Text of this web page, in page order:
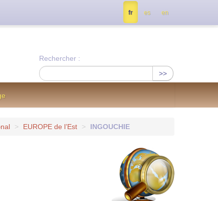
Rechercher :
>>
> EUROPE de l’Est > INGOUCHIE
fr es en
contactez nous à info@notrejournal.info !